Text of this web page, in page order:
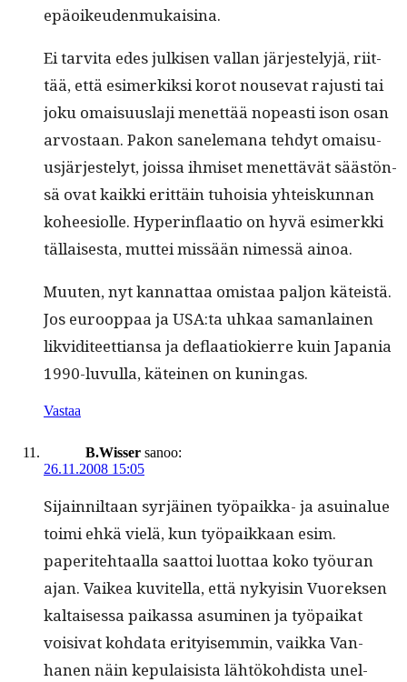
epäoikeudenmukaisina.
Ei tarvi­ta edes julkisen val­lan jär­jeste­lyjä, riit­
tää, että esimerkik­si korot nou­se­vat rajusti tai
joku omaisu­us­la­ji menet­tää nopeasti ison osan
arvostaan. Pakon sanele­m­ana tehdyt omaisu­
usjär­jeste­lyt, jois­sa ihmiset menet­tävät säästön­
sä ovat kaik­ki erit­täin tuhoisia yhteiskun­nan
koheesi­olle. Hyper­in­flaa­tio on hyvä esimerk­ki
täl­lais­es­ta, mut­tei mis­sään nimessä ainoa.
Muuten, nyt kan­nat­taa omis­taa paljon käteistä.
Jos euroop­paa ja USA:ta uhkaa saman­lainen
lik­vidi­teet­tiansa ja deflaa­tiok­ierre kuin Japa­nia
1990-luvul­la, käteinen on kuningas.
Vastaa
B.Wisser sanoo:
26.11.2008 15:05
Sijain­nil­taan syr­jäi­nen työ­paik­ka- ja asuinalue
toi­mi ehkä vielä, kun työ­paikkaan esim.
paperite­htaal­la saat­toi luot­taa koko työu­ran
ajan. Vaikea kuvitel­la, että nyky­isin Vuorek­sen
kaltaises­sa paikas­sa asum­i­nen ja työ­paikat
voisi­vat koh­da­ta eri­tyisem­min, vaik­ka Van­
hanen näin kepu­lai­sista lähtöko­hdista unel­